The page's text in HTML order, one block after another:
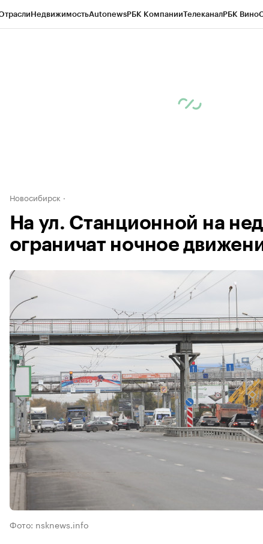
НедвижимостьAutonewsРБК КомпанииТелеканалРБК Вино
Новосибирск
На ул. Станционной на
ограничат ночное
Фото: nsknews.info